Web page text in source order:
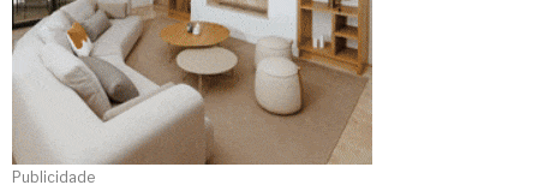
Publicidade